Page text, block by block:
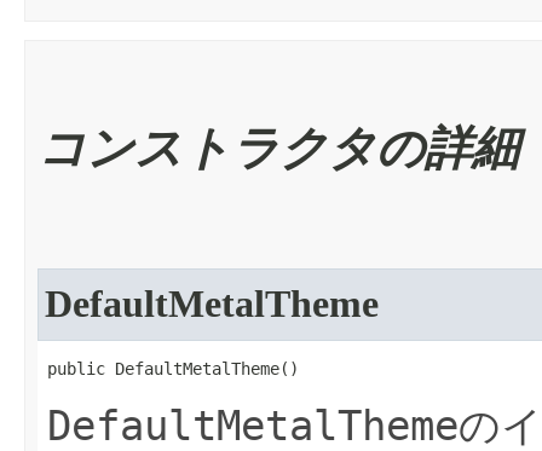
コンストラクタの詳細
DefaultMetalTheme
public DefaultMetalTheme​()
DefaultMetalThemeの